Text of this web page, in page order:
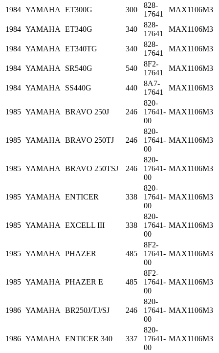
1984 YAMAHA ET300G 300
828-
17641
MAX1106M3
1984 YAMAHA ET340G 340
828-
17641
MAX1106M3
1984 YAMAHA ET340TG 340
828-
17641
MAX1106M3
1984 YAMAHA SR540G 540
8F2-
17641
MAX1106M3
1984 YAMAHA SS440G 440
8A7-
17641
MAX1106M3
1985 YAMAHA BRAVO 250J 246
820-
17641-
00
MAX1106M3
1985 YAMAHA BRAVO 250TJ 246
820-
17641-
00
MAX1106M3
1985 YAMAHA BRAVO 250TSJ 246
820-
17641-
00
MAX1106M3
1985 YAMAHA ENTICER 338
820-
17641-
00
MAX1106M3
1985 YAMAHA EXCELL III 338
820-
17641-
00
MAX1106M3
1985 YAMAHA PHAZER 485
8F2-
17641-
00
MAX1106M3
1985 YAMAHA PHAZER E 485
8F2-
17641-
00
MAX1106M3
1986 YAMAHA BR250J/TJ/SJ 246
820-
17641-
00
MAX1106M3
1986 YAMAHA ENTICER 340 337
820-
17641-
00
MAX1106M3